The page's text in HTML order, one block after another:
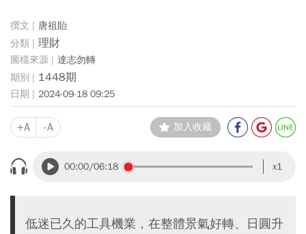
唐祖貽
理財
達志勿轉
1448期
2024-09-18 09:25
+A -A 加入收藏
00:00/06:18 x1
低迷已久的工具機業，在整體景氣好轉、日圓升